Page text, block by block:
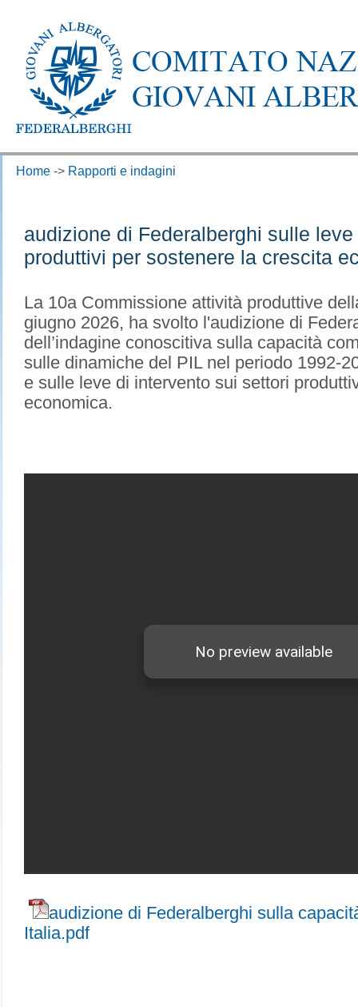
Home -> Rapporti e indagini
audizione di Federalberghi sulle
produttivi per sostenere la crescita
La 10a Commissione attività produttive
giugno 2026, ha svolto l'audizione di
dell’indagine conoscitiva sulla capacità
sulle dinamiche del PIL nel periodo 1992-
e sulle leve di intervento sui settori
economica.
audizione di Federalberghi sulla
Italia.pdf